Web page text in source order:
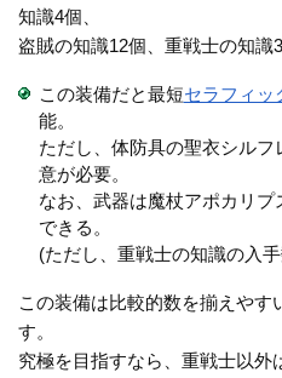
知識4個、
盗賊の知識12個、重戦士の知識
この装備だと最短セラフィッ
能。
ただし、体防具の聖衣シル
意が必要。
なお、武器は魔杖アポカリ
できる。
(ただし、重戦士の知識の入
この装備は比較的数を揃えやす
す。
究極を目指すなら、重戦士以外